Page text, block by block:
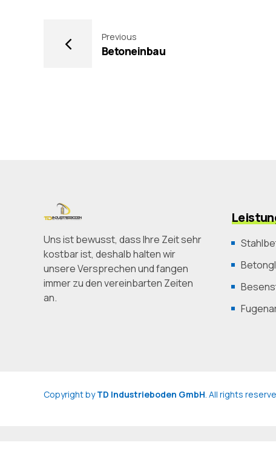
Previous
Betoneinbau
Uns ist bewusst, dass Ihre Zeit sehr
kostbar ist, deshalb halten wir
unsere Versprechen und fangen
immer zu den vereinbarten Zeiten
an.
Copyright byTD Industrieboden GmbH . All rights